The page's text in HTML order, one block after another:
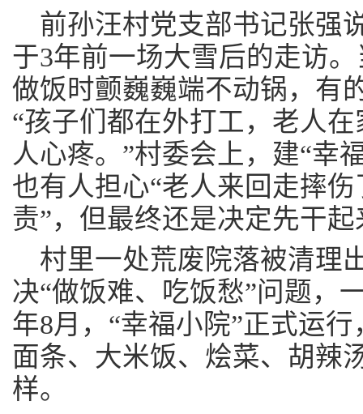
前孙汪村党支部书记张强
于3年前一场大雪后的走访
做饭时颤巍巍端不动锅，有
“孩子们都在外打工，老人
人心疼。”村委会上，建“幸
也有人担心“老人来回走摔
责”，但最终还是决定先干起
村里一处荒废院落被清理
决“做饭难、吃饭愁”问题，
年8月，“幸福小院”正式运
面条、大米饭、烩菜、胡
样。